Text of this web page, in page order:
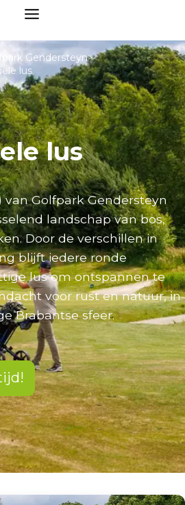
Gendersteyn>
lus
lus
van Golfpark Gendersteyn
landschap van bos,
Door de verschillen in
blijft iedere ronde
lus om ontspannen te
voor rust en natuur, in
Brabantse sfeer.